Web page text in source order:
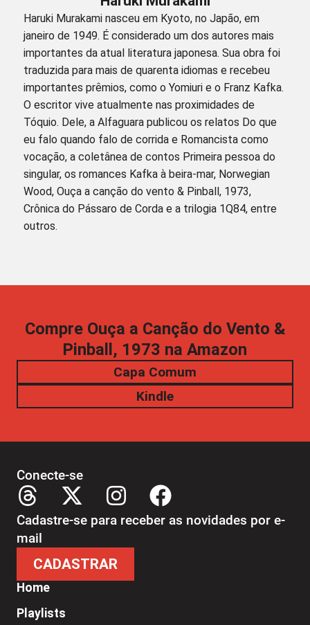
Haruki Murakami nasceu em Kyoto, no Japão, em
janeiro de 1949. É considerado um dos autores mais
importantes da atual literatura japonesa. Sua obra foi
traduzida para mais de quarenta idiomas e recebeu
importantes prêmios, como o Yomiuri e o Franz Kafka.
O escritor vive atualmente nas proximidades de
Tóquio. Dele, a Alfaguara publicou os relatos Do que
eu falo quando falo de corrida e Romancista como
vocação, a coletânea de contos Primeira pessoa do
singular, os romances Kafka à beira-mar, Norwegian
Wood, Ouça a canção do vento & Pinball, 1973,
Crônica do Pássaro de Corda e a trilogia 1Q84, entre
outros.
Compre Ouça a Canção do Vento &
Pinball, 1973 na Amazon
Capa Comum
Kindle
Home
Playlists
Conecte-se
Cadastre-se para receber as novidades por e-
mail
CADASTRAR